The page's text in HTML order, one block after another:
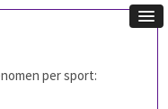
per sport: